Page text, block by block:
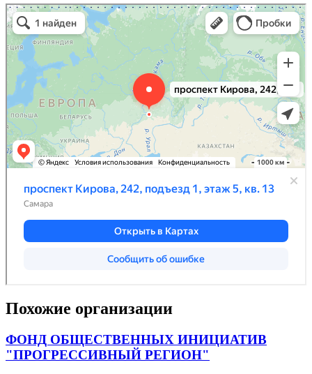
Похожие организации
ФОНД ОБЩЕСТВЕННЫХ ИНИЦИАТИВ
"ПРОГРЕССИВНЫЙ РЕГИОН"